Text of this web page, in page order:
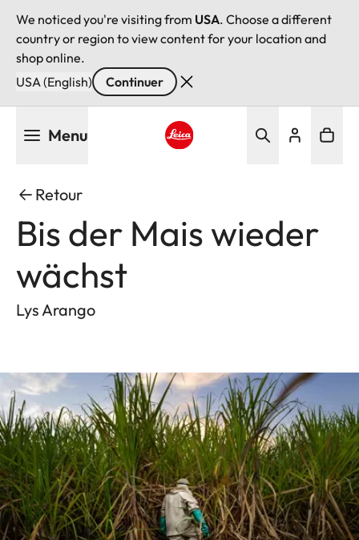
We noticed you're visiting from USA. Choose a different
country or region to view content for your location and
shop online.
USA (English)
Continuer
Menu
Retour
Bis der Mais wieder
wächst
Lys Arango